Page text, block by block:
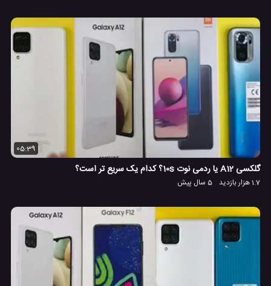
05:39
گلکسی A12 یا ردمی نوت 10s؟ کدام یک سریع تر است؟
1.7 هزار بازدید 5 سال پیش